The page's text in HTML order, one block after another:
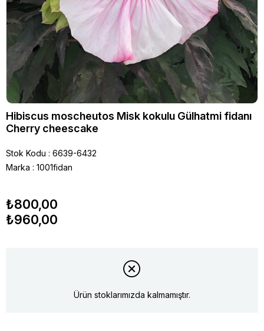
Hibiscus moscheutos Misk kokulu Gülhatmi fidanı
Cherry cheescake
Stok Kodu
6639-6432
Marka : 1001fidan
₺800,00
₺960,00
Ürün stoklarımızda kalmamıştır.